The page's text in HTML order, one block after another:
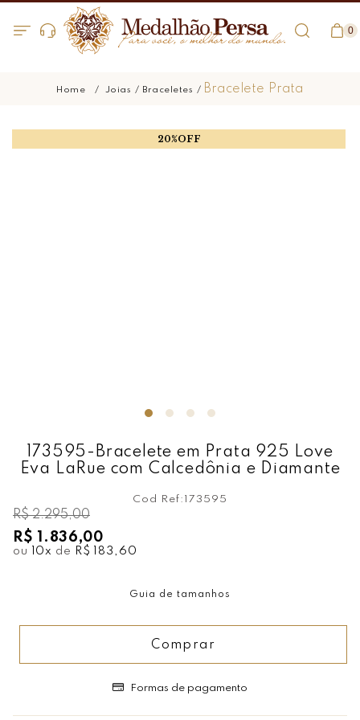
0
Joias Braceletes Bracelete Prata
20%OFF
173595-Bracelete em Prata 925 Love
Eva LaRue com Calcedônia e Diamante
Cod Ref: 173595
R$ 2.295,00
R$ 1.836,00
ou 10x de R$ 183,60
Guia de tamanhos
Comprar
Formas de pagamento